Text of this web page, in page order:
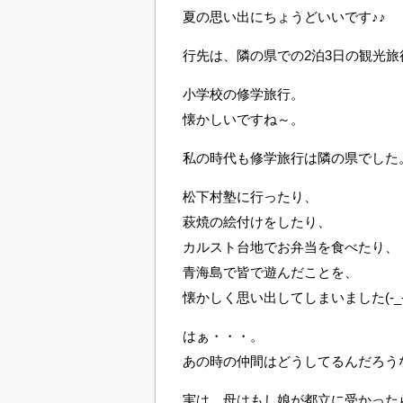
夏の思い出にちょうどいいです♪♪
行先は、隣の県での2泊3日の観光旅
小学校の修学旅行。
懐かしいですね～。
私の時代も修学旅行は隣の県でした
松下村塾に行ったり、
萩焼の絵付けをしたり、
カルスト台地でお弁当を食べたり、
青海島で皆で遊んだことを、
懐かしく思い出してしまいました(-
はぁ・・・。
あの時の仲間はどうしてるんだろう
実は、母はもし娘が都立に受かった